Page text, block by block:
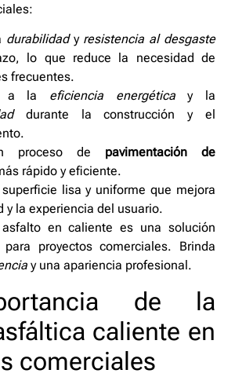
durabilidady resistencia al desgaste
lo que reduce la necesidad de
frecuentes.
a la eficiencia energéticay la
durante la construcción y el
proceso de pavimentación de
rápido y eficiente.
lisa y uniforme que mejora
y la experiencia del usuario.
en caliente es una solución
proyectos comerciales. Brinda
y una apariencia profesional.
de la
caliente en
comerciales